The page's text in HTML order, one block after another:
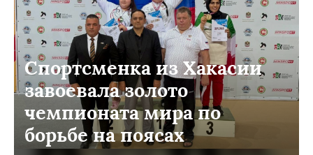
Спортсменка из Хакасии
завоевала золото
чемпионата мира по
борьбе на поясах